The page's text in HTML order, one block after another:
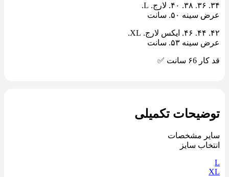
٣۴. ٣۶. ٣٨. ۴٠. لارج. L.
عرض سینه ۵٠. سانت
۴٢. ۴۴. ۴۶. ایکس لارج. XL.
عرض سینه ۵٣. سانت
قد کار ۶6 سانت ✅
توضیحات تکمیلی
سایر مشخصات
انتخاب سایز
L
XL